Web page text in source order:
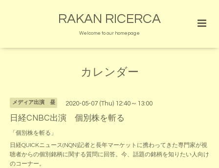
RAKAN RICERCA
Welcome to our homepage
カレンダー
メディア出演 昼 2020-05-07 (Thu) 12:40～13:00
日経CNBC出演 個別株を斬る
「個別株を斬る」
日経QUICKニュース(NQN)記者と長年マーケットに携わってきた専門家が視
聴者からの個別銘柄に関する質問に回答。今、話題の銘柄を知りたい人向け
のコーナー。